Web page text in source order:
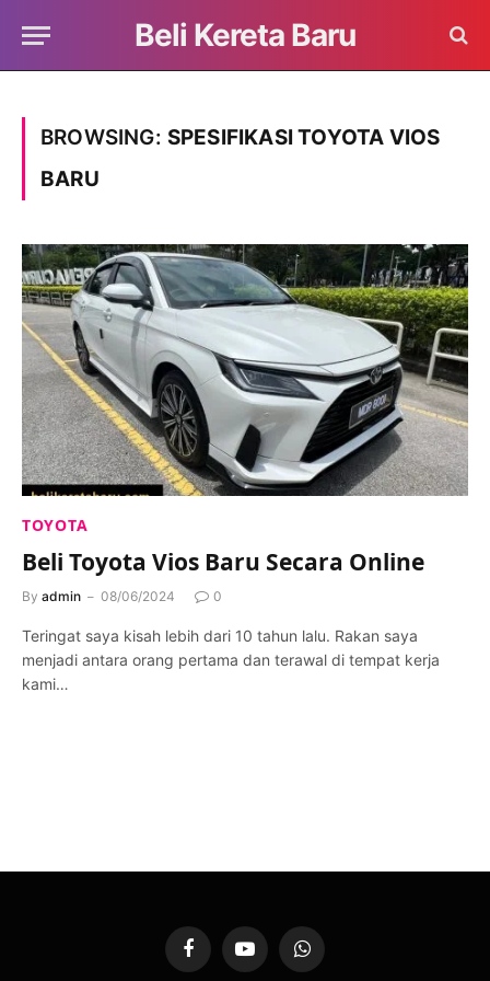
Beli Kereta Baru
BROWSING: SPESIFIKASI TOYOTA VIOS
BARU
TOYOTA
Beli Toyota Vios Baru Secara Online
By admin 08/06/2024 0
Teringat saya kisah lebih dari 10 tahun lalu. Rakan saya
menjadi antara orang pertama dan terawal di tempat kerja
kami…
FacebookYouTubeWhatsApp